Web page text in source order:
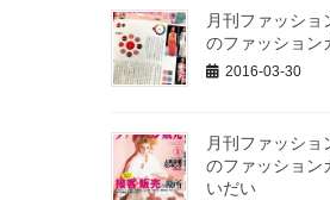
月刊ファッショ
のファッション
2016-03-30
月刊ファッショ
のファッション
いだい